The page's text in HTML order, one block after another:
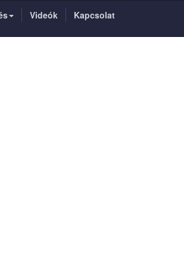
Videók Kapcsolat